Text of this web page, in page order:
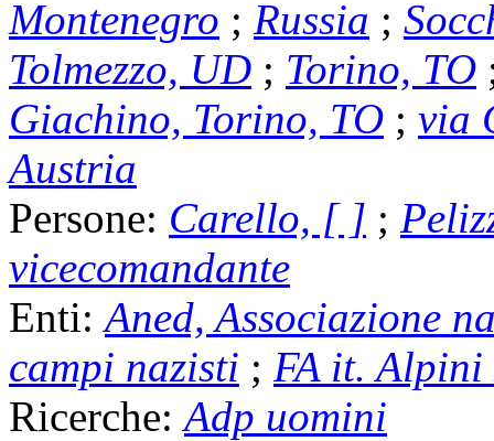
Montenegro ; Russia ;
Tolmezzo, UD ; Torino, TO
Giachino, Torino, TO ; via
Austria
Persone: Carello, [ ] ;
vicecomandante
Enti: Aned, Associazione
campi nazisti ; FA it.
Ricerche: Adp uomini